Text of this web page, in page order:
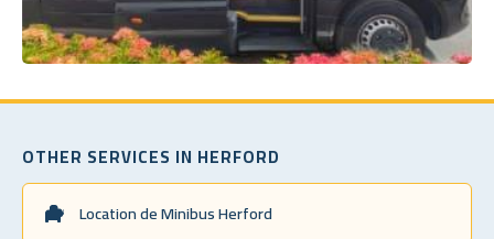
OTHER SERVICES IN HERFORD
Location de Minibus Herford